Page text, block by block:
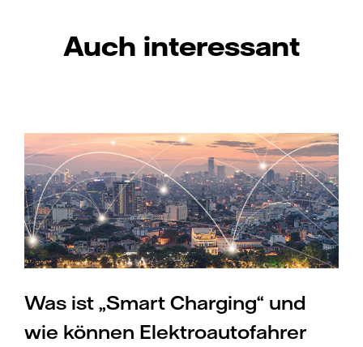
Auch interessant
Was ist „Smart Charging“ und
wie können Elektroautofahrer